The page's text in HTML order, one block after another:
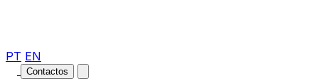
PT EN
Contactos